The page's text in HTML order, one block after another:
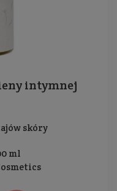
intymnej
skóry
ml